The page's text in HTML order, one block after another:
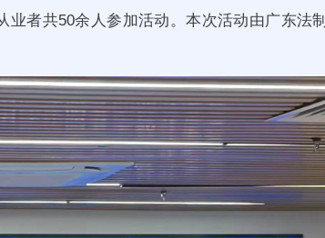
者共50余人参加活动。本次活动由广东法制